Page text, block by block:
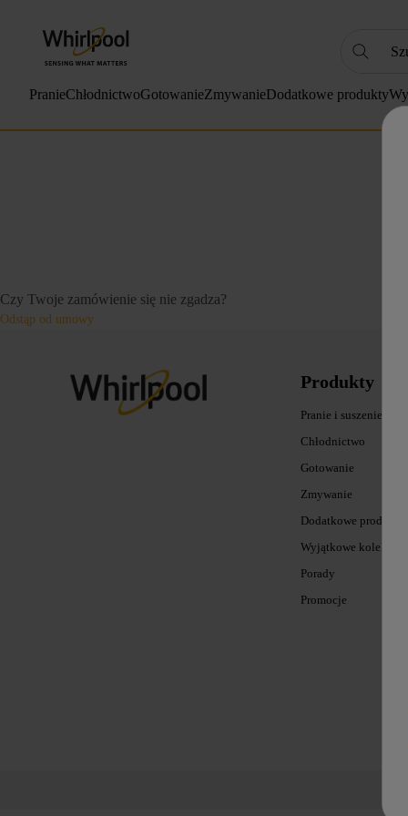
PranieChłodnictwoGotowanieZmywanieDodatkowe produkty
Czy Twoje zamówienie się nie zgadza?
Odstąp od umowy
Produkty
Pranie i suszenie
Chłodnictwo
Gotowanie
Zmywanie
Dodatkowe produkty
Wyjątkowe kolekcje
Porady
Promocje
.